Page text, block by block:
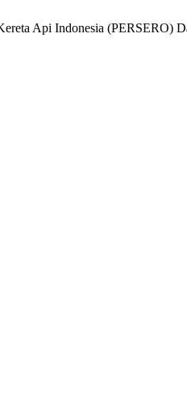
Api Indonesia (PERSERO)